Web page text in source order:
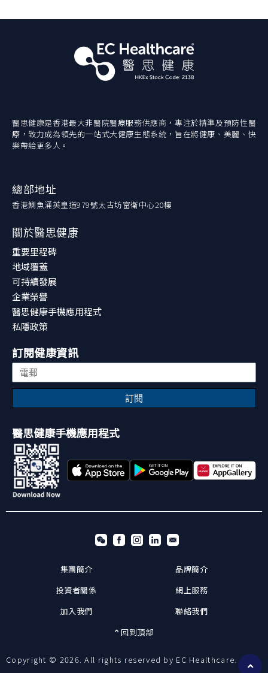
醫思健康是香港最大非醫院醫療服務供應商，專注於精準及預防性醫
療，致力成為領先的一站式大健康生態系統，旨在將健康、美麗、快
樂帶給更多人。
總部地址
香港鰂魚涌英皇道979號太古坊富衛中心20樓
關於醫思健康
重要里程碑
地域覆蓋
可持續發展
企業榮譽
醫思健康手機應用程式
私隱政策
訂閱健康資訊
訂閱
醫思健康手機應用程式
集團簡介
品牌簡介
投資者關係
網上服務
加入我們
聯絡我們
回到頂部
Copyright © 2026. All rights reserved by EC Healthcare.